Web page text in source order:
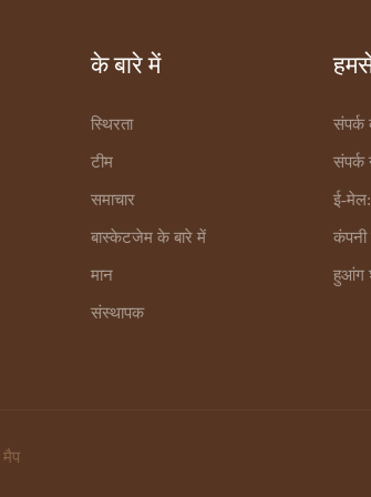
के बारे में
स्थिरता
टीम
समाचार
बास्केटजेम के बारे में
मान
संस्थापक
संपर्क
ई-मेल:
कंपनी
हुआंग